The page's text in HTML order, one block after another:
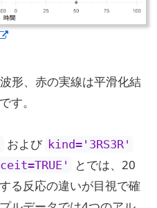
形、赤の実線は平滑化結
す。
および kind='3RS3R'
とでは、20
る反応の違いが目視で確